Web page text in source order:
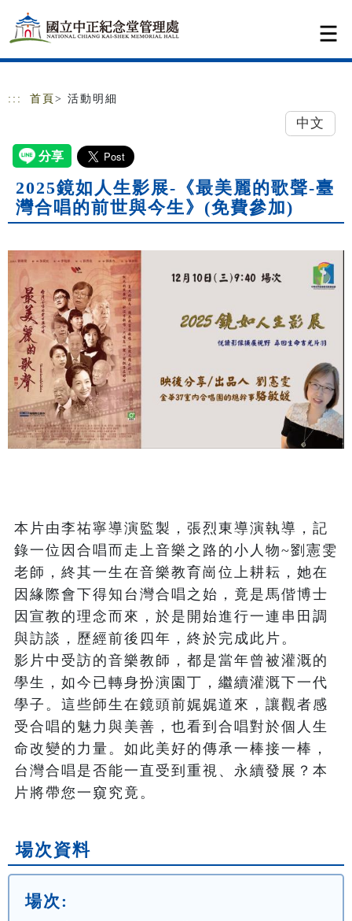
跳到主要內容
網站導覽
::: 首頁 > 活動明細
中文
2025鏡如人生影展-《最美麗的歌聲-臺
灣合唱的前世與今生》(免費參加)
本片由李祐寧導演監製，張烈東導演執導，記
錄一位因合唱而走上音樂之路的小人物~劉憲雯
老師，終其一生在音樂教育崗位上耕耘，她在
因緣際會下得知台灣合唱之始，竟是馬偕博士
因宣教的理念而來，於是開始進行一連串田調
與訪談，歷經前後四年，終於完成此片。
影片中受訪的音樂教師，都是當年曾被灌溉的
學生，如今已轉身扮演園丁，繼續灌溉下一代
學子。這些師生在鏡頭前娓娓道來，讓觀者感
受合唱的魅力與美善，也看到合唱對於個人生
命改變的力量。如此美好的傳承一棒接一棒，
台灣合唱是否能一直受到重視、永續發展？本
片將帶您一窺究竟。
場次資料
場次: